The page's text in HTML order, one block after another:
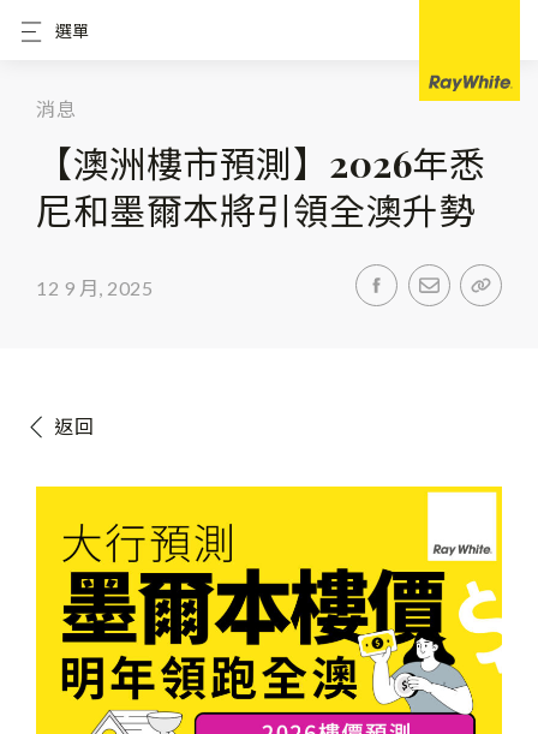
選單
消息
【澳洲樓市預測】2026年悉
尼和墨爾本將引領全澳升勢
12 9 月, 2025
返回